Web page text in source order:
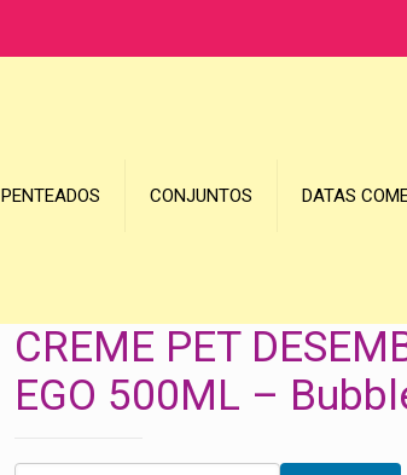
PENTEADOS CONJUNTOS DATAS
CREME PET
EGO 500ML –